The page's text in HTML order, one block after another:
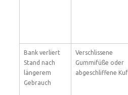
Bank verliert
Stand nach
längerem
Gebrauch
Verschlissene
Gummifüße oder
abgeschliffene